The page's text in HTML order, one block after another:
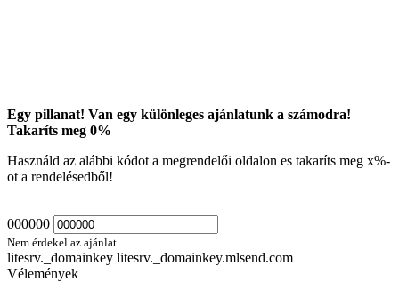
Egy pillanat! Van egy különleges ajánlatunk a számodra!
Takaríts meg 0%
Használd az alábbi kódot a megrendelői oldalon es takaríts meg x%-
ot a rendelésedből!
000000
Nem érdekel az ajánlat
litesrv._domainkey litesrv._domainkey.mlsend.com
Vélemények